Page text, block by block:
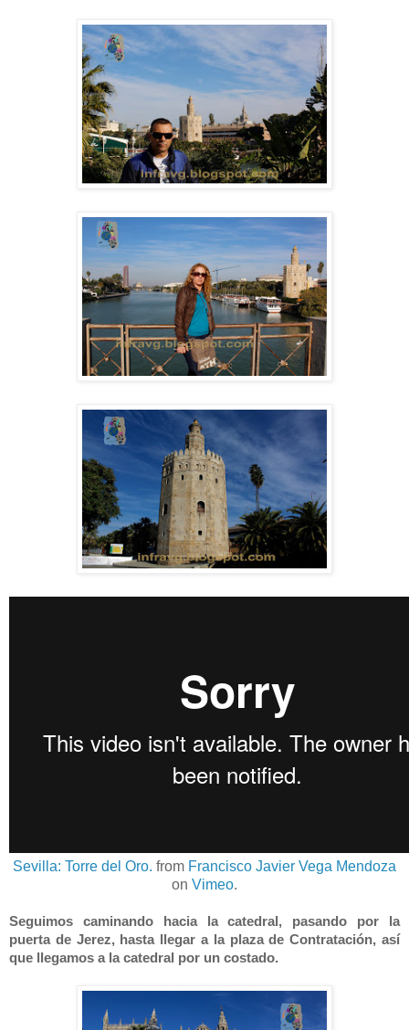
Sevilla: Torre del Oro. from Francisco Javier Vega Mendoza
on Vimeo.
Seguimos caminando hacia la catedral, pasando por la
puerta de Jerez, hasta llegar a la plaza de Contratación, así
que llegamos a la catedral por un costado.